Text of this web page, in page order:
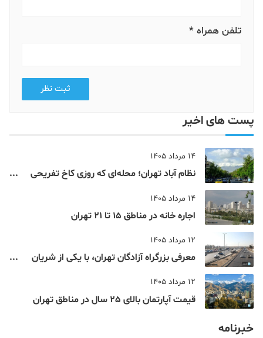
تلفن همراه *
ثبت نظر
پست های اخیر
14 مرداد 1405
نظام‌ آباد تهران؛ محله‌ای که روزی کاخ تفریحی
14 مرداد 1405
اجاره خانه در مناطق 15 تا 21 تهران
12 مرداد 1405
معرفی بزرگراه آزادگان تهران، با یکی از شریان
12 مرداد 1405
قیمت آپارتمان بالای 25 سال در مناطق تهران
خبرنامه